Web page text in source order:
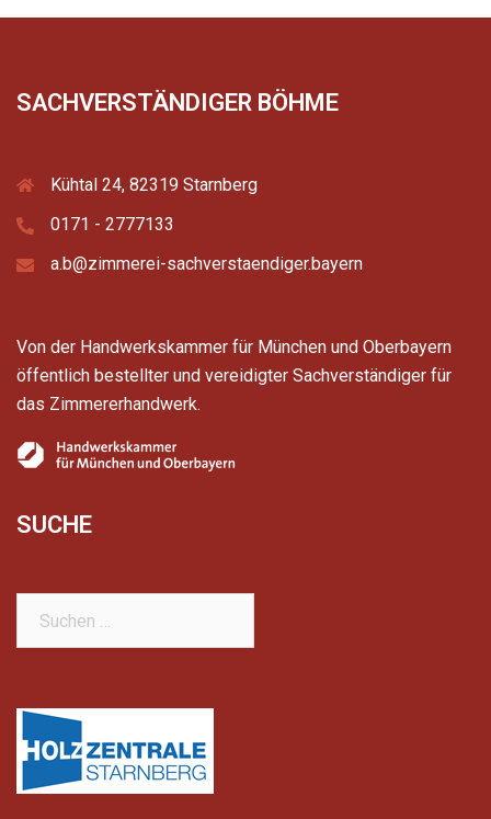
SACHVERSTÄNDIGER BÖHME
Kühtal 24, 82319 Starnberg
0171 - 2777133
a.b@zimmerei-sachverstaendiger.bayern
Von der Handwerkskammer für München und Oberbayern
öffentlich bestellter und vereidigter Sachverständiger für
das Zimmererhandwerk.
SUCHE
nach: